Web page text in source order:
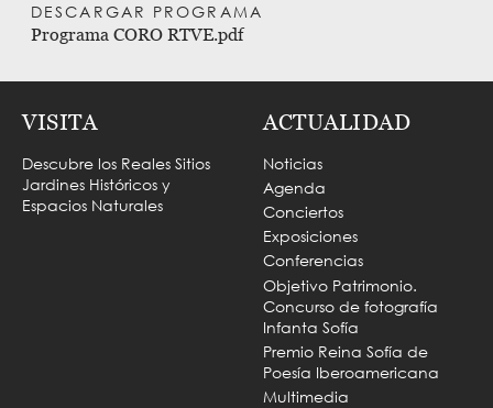
DESCARGAR PROGRAMA
Programa CORO RTVE.pdf
VISITA
Descubre los Reales Sitios
Jardines Históricos y
Espacios Naturales
ACTUALIDAD
Noticias
Agenda
Conciertos
Exposiciones
Conferencias
Objetivo Patrimonio.
Concurso de fotografía
Infanta Sofía
Premio Reina Sofía de
Poesía Iberoamericana
Multimedia